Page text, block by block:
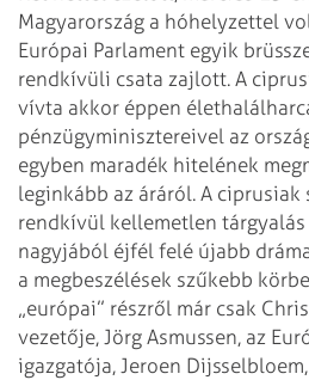
Magyarország a hóhelyzettel
Európai Parlament egyik
rendkívüli csata zajlott. A
vívta akkor éppen
pénzügyminisztereivel az
egyben maradék hitelének
leginkább az áráról. A ciprusiak
rendkívül kellemetlen
nagyjából éjfél felé újabb
a megbeszé­lések szűkebb
„európai” részről már csak
vezetője, Jörg Asmussen, az
igazgatója, Jeroen